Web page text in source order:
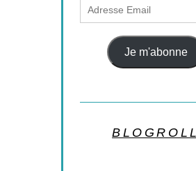
Je m'abonne
BLOGROLL